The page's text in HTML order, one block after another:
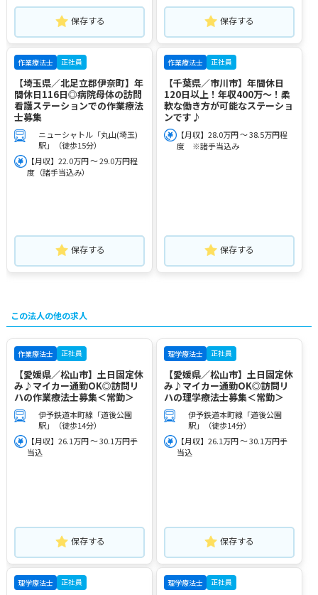
保存する 保存する
作業療法士 正社員
【埼玉県／北足立郡伊奈町】年
間休日116日◎病院母体の訪問
看護ステーションでの作業療法
士募集
ニューシャトル「丸山(埼玉)
駅」（徒歩15分）
【月収】22.0万円 ～ 29.0万円程
度（諸手当込み）
保存する
作業療法士 正社員
【千葉県／市川市】年間休日
120日以上！年収400万～！柔
軟な働き方が可能なステーショ
ンです♪
【月収】28.0万円 ～ 38.5万円程
度 ※諸手当込み
保存する
この法人の他の求人
作業療法士 正社員
【愛媛県／松山市】土日固定休
み♪マイカー通勤OK◎訪問リ
ハの作業療法士募集＜常勤＞
伊予鉄道本町線「道後公園
駅」（徒歩14分）
【月収】26.1万円 ～ 30.1万円手
当込
保存する
理学療法士 正社員
【愛媛県／松山市】土日固定休
み♪マイカー通勤OK◎訪問リ
ハの理学療法士募集＜常勤＞
伊予鉄道本町線「道後公園
駅」（徒歩14分）
【月収】26.1万円 ～ 30.1万円手
当込
保存する
理学療法士 正社員 理学療法士 正社員